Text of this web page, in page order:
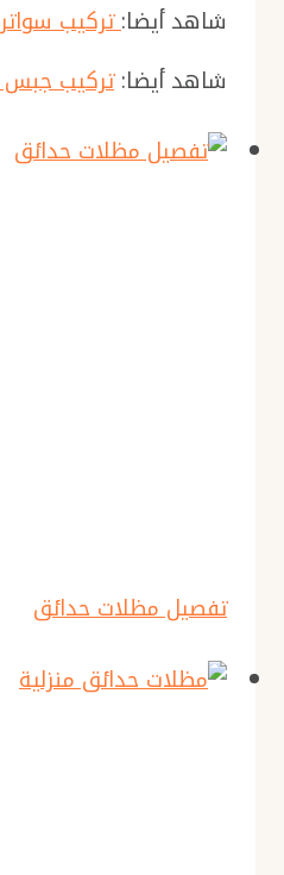
شاهد أيضا:تركيب
شاهد أيضا:تركيب
تفصيل مظلات حدائق